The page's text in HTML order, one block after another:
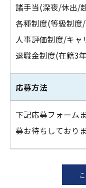
諸手当(深夜/休出/
各種制度(等級制度
人事評価制度/キ
退職金制度(在籍3
応募方法
下記応募フォーム
募お待ちしておりま